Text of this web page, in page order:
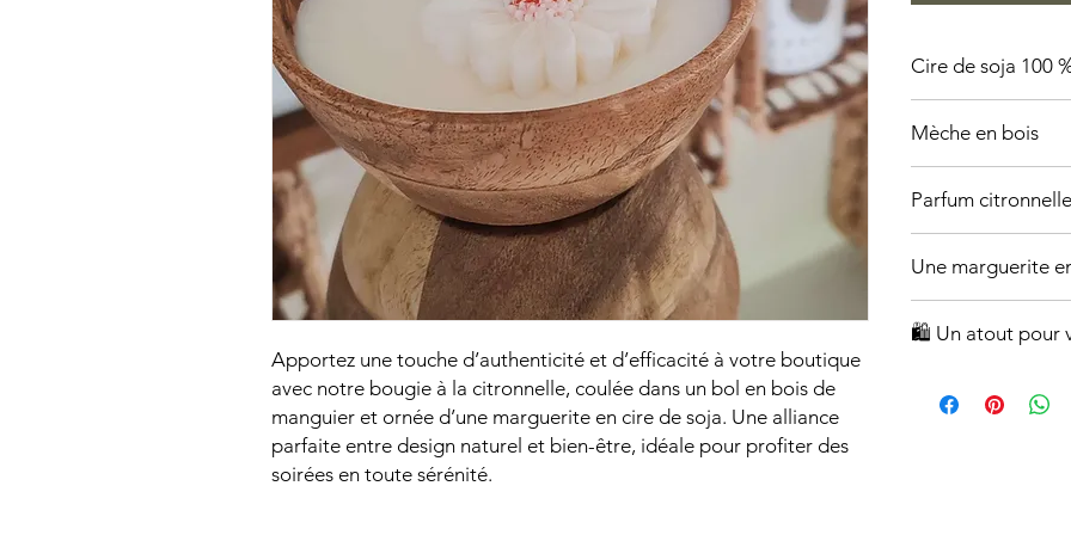
Apportez une touche d’authenticité et d’efficacité à votre boutique
avec notre bougie à la citronnelle, coulée dans un bol en bois de
manguier et ornée d’une marguerite en cire de soja. Une alliance
parfaite entre design naturel et bien-être, idéale pour profiter des
soirées en toute sérénité.
Cire de soja 100
Mèche en bois
Parfum citronnelle
contre les
Une marguerite
🛍️ Un atout pour
une clientèle